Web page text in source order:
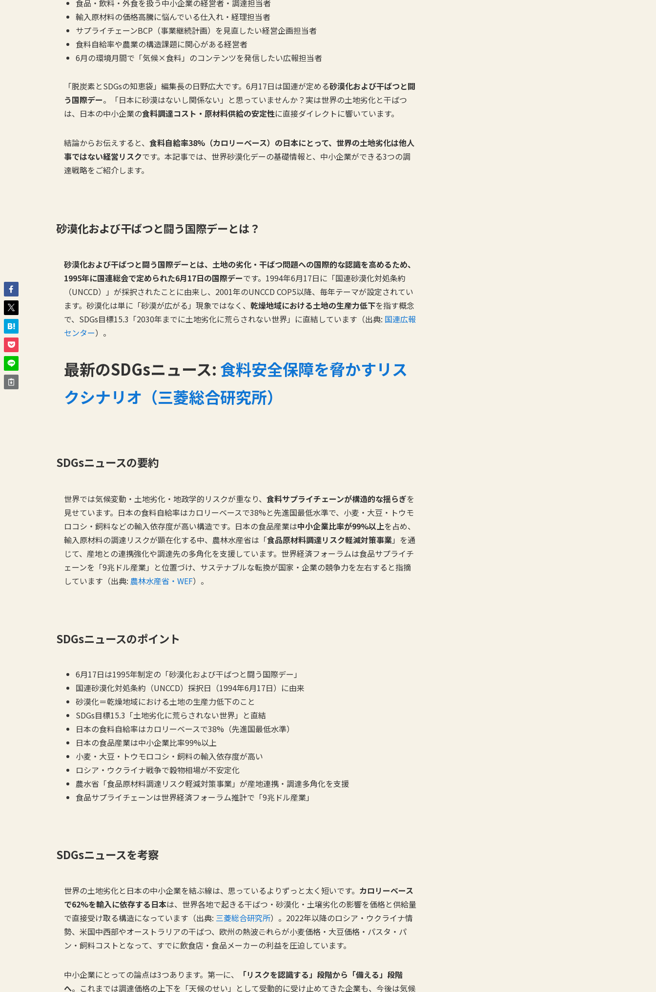
食品・飲料・外食を扱う中小企業の経営者・調達担当者
輸入原材料の価格高騰に悩んでいる仕入れ・経理担当者
サプライチェーンBCP（事業継続計画）を見直したい経営企画担当者
食料自給率や農業の構造課題に関心がある経営者
6月の環境月間で「気候×食料」のコンテンツを発信したい広報担当者
「脱炭素とSDGsの知恵袋」編集長の日野広大です。6月17日は国連が定める砂漠化および干ばつと闘
う国際デー。「日本に砂漠はないし関係ない」と思っていませんか？実は世界の土地劣化と干ばつ
は、日本の中小企業の食料調達コスト・原材料供給の安定性に直接ダイレクトに響いています。
結論からお伝えすると、食料自給率38%（カロリーベース）の日本にとって、世界の土地劣化は他人
事ではない経営リスクです。本記事では、世界砂漠化デーの基礎情報と、中小企業ができる3つの調
達戦略をご紹介します。
砂漠化および干ばつと闘う国際デーとは？
砂漠化および干ばつと闘う国際デーとは、土地の劣化・干ばつ問題への国際的な認識を高めるため、
1995年に国連総会で定められた6月17日の国際デーです。1994年6月17日に「国連砂漠化対処条約
（UNCCD）」が採択されたことに由来し、2001年のUNCCD COP5以降、毎年テーマが設定されてい
ます。砂漠化は単に「砂漠が広がる」現象ではなく、乾燥地域における土地の生産力低下を指す概念
で、SDGs目標15.3「2030年までに土地劣化に荒らされない世界」に直結しています（出典: 国連広報
センター）。
最新のSDGsニュース: 食料安全保障を脅かすリス
クシナリオ（三菱総合研究所）
SDGsニュースの要約
世界では気候変動・土地劣化・地政学的リスクが重なり、食料サプライチェーンが構造的な揺らぎを
見せています。日本の食料自給率はカロリーベースで38%と先進国最低水準で、小麦・大豆・トウモ
ロコシ・飼料などの輸入依存度が高い構造です。日本の食品産業は中小企業比率が99%以上を占め、
輸入原材料の調達リスクが顕在化する中、農林水産省は「食品原材料調達リスク軽減対策事業」を通
じて、産地との連携強化や調達先の多角化を支援しています。世界経済フォーラムは食品サプライチ
ェーンを「9兆ドル産業」と位置づけ、サステナブルな転換が国家・企業の競争力を左右すると指摘
しています（出典: 農林水産省・WEF）。
SDGsニュースのポイント
6月17日は1995年制定の「砂漠化および干ばつと闘う国際デー」
国連砂漠化対処条約（UNCCD）採択日（1994年6月17日）に由来
砂漠化＝乾燥地域における土地の生産力低下のこと
SDGs目標15.3「土地劣化に荒らされない世界」と直結
日本の食料自給率はカロリーベースで38%（先進国最低水準）
日本の食品産業は中小企業比率99%以上
小麦・大豆・トウモロコシ・飼料の輸入依存度が高い
ロシア・ウクライナ戦争で穀物相場が不安定化
農水省「食品原材料調達リスク軽減対策事業」が産地連携・調達多角化を支援
食品サプライチェーンは世界経済フォーラム推計で「9兆ドル産業」
SDGsニュースを考察
世界の土地劣化と日本の中小企業を結ぶ線は、思っているよりずっと太く短いです。 カロリーベース
で62%を輸入に依存する日本は、世界各地で起きる干ばつ・砂漠化・土壌劣化の影響を価格と供給量
で直接受け取る構造になっています（出典: 三菱総合研究所）。2022年以降のロシア・ウクライナ情
勢、米国中西部やオーストラリアの干ばつ、欧州の熱波――これらが小麦価格・大豆価格・パスタ・パ
ン・飼料コストとなって、すでに飲食店・食品メーカーの利益を圧迫しています。
中小企業にとっての論点は3つあります。第一に、
「リスクを認識する」段階から「備える」段階
へ。これまでは調達価格の上下を「天候のせい」として受動的に受け止めてきた企業も、今後は気候